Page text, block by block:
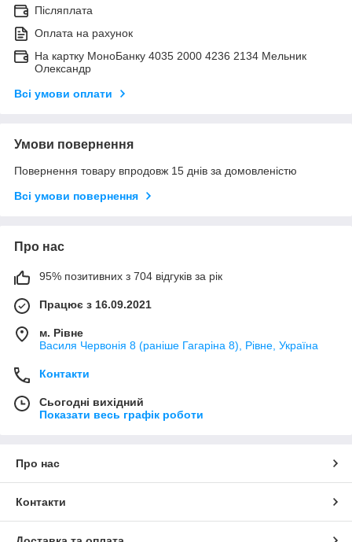
Післяплата
Оплата на рахунок
На картку МоноБанку 4035 2000 4236 2134 Мельник
Олександр
Всі умови оплати
Умови повернення
Повернення товару впродовж 15 днів за домовленістю
Всі умови повернення
Про нас
95% позитивних з 704 відгуків за рік
Працює з 16.09.2021
м. Рівне
Василя Червонія 8 (раніше Гагаріна 8), Рівне, Україна
Контакти
Сьогодні вихідний
Показати весь графік роботи
Про нас
Контакти